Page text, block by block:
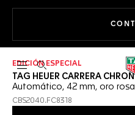
Abrir el menú de búsqueda
EDICIÓN ESPECIAL
TAG HEUER CARRERA
Automático, 42 mm, oro rosa
CBS2040.FC8318